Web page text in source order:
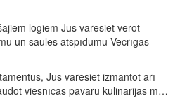
logiem Jūs varēsiet vērot
un saules atspīdumu Vecrīgas
Jūs varēsiet izmantot arī
viesnīcas pavāru kulinārijas m…